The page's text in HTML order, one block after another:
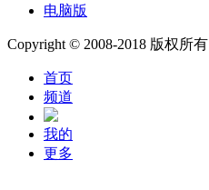
电脑版
Copyright © 2008-2018 版权所有
首页
频道
我的
更多